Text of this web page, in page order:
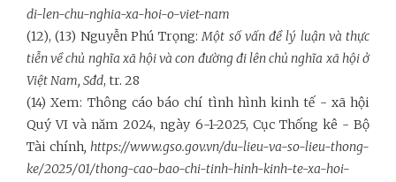
di-len-chu-nghia-xa-hoi-o-viet-nam
(12), (13) Nguyễn Phú Trọng:Một số vấn đề lý luận và thực
tiễn về chủ nghĩa xã hội và con đường đi lên chủ nghĩa xã hội ở
Việt Nam, Sđd, tr. 28
(14) Xem: Thông cáo báo chí tình hình kinh tế - xã hội
Quý VI và năm 2024, ngày 6-1-2025, Cục Thống kê - Bộ
Tài chính, https://www.gso.gov.vn/du-lieu-va-so-lieu-thong-
ke/2025/01/thong-cao-bao-chi-tinh-hinh-kinh-te-xa-hoi-